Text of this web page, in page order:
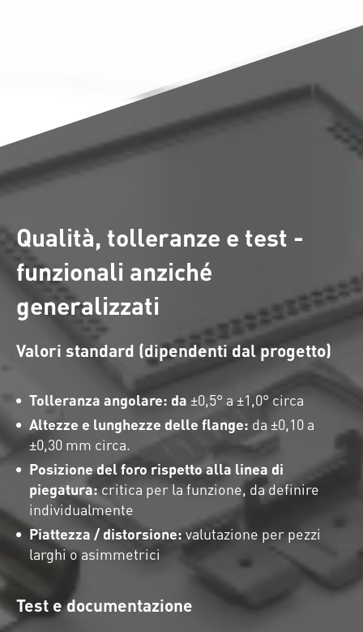
Qualità, tolleranze e test -
funzionali anziché
generalizzati
Valori standard (dipendenti dal progetto)
Tolleranza angolare: da ±0,5° a ±1,0° circa
Altezze e lunghezze delle flange: da ±0,10 a
±0,30 mm circa.
Posizione del foro rispetto alla linea di
piegatura:critica per la funzione, da definire
individualmente
Piattezza / distorsione:valutazione per pezzi
larghi o asimmetrici
Test e documentazione